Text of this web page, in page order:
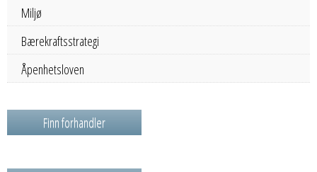
Miljø
Bærekraftsstrategi
Åpenhetsloven
Finn forhandler